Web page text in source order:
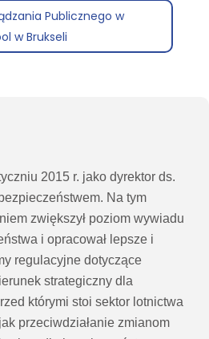
Publicznego w
w Brukseli
2015 r. jako dyrektor ds.
Na tym
zwiększył poziom wywiadu
i opracował lepsze i
regulacyjne dotyczące
strategiczny dla
którymi stoi sektor lotnictwa
przeciwdziałanie zmianom